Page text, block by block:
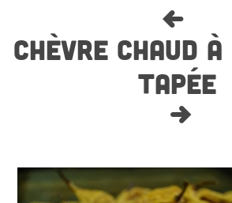
CHÈVRE CHAUD
TAPÉE